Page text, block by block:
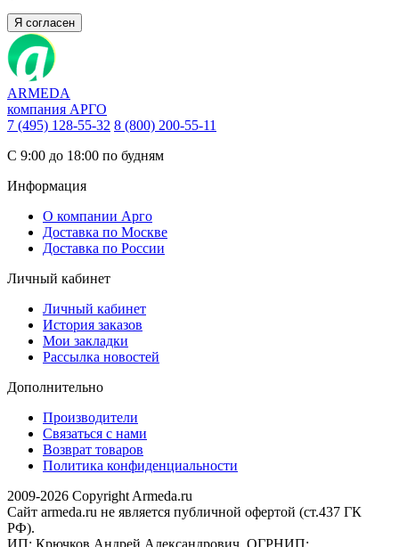
Я согласен
ARMEDA
компания АРГО
7 (495) 128-55-32 8 (800) 200-55-11
С 9:00 до 18:00 по будням
Информация
О компании Арго
Доставка по Москве
Доставка по России
Личный кабинет
Личный кабинет
История заказов
Мои закладки
Рассылка новостей
Дополнительно
Производители
Связаться с нами
Возврат товаров
Политика конфиденциальности
2009-2026 Copyright Armeda.ru
Сайт armeda.ru не является публичной офертой (ст.437 ГК
РФ).